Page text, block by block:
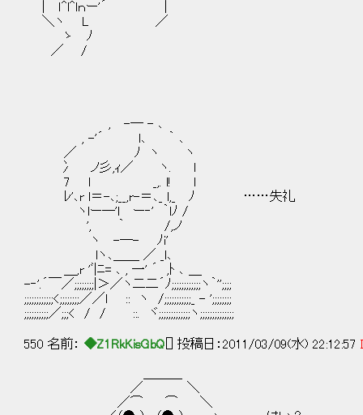
| ｌ^l^lｎー'´ |
＼ヽ L ／
ゝ ﾉ
／ /
, -─ - ､
, -'´ l､ ｀ ､
／ ﾉ ヽ ヽ
冫 ノ彡,ｨ／ ヽ. l
7 l _,. l! l
ﾚ'､r l＝-､;__,r-＝､_ l,_ ﾉ ……失礼
ヽlー─'l ー‐' ｀lﾉ /
', ｀ /,ノ
ヽ -─- ﾉi'
lヽ､＿＿ ／ _l､
＿,r 'ﾞ|ﾆ= ､ , 一' ´ ,ﾄ ､ ＿
-‐'.´￣／;;;;;;;;|＞／ヽ二二´ﾉ;;;;;;;;;;;;ヽ｀'';;;;
;;;;;;;;;;;;<;;;;;;;;／／l :: ヽ /;;;;;;;;;;;_ - ';;;;;;;;
;;;;;;;;;;／;;;< / / ::. ヾ;;;;;;;;;;;;;ヽ;;;;;;;;;;;;;;
550 名前： ◆Z1RkKisGbQ [] 投稿日：2011/03/09(水) 22:12:57
／ ＼
／⌒ ⌒ ＼